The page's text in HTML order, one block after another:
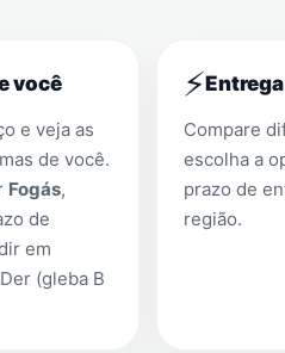
você
e veja as
de você.
Fogás,
de
em
(gleba B
⚡
Compare
escolha a
prazo de
região.